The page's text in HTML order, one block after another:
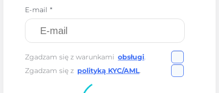
E-mail *
Zgadzam się z warunkami obsługi.
Zgadzam się z polityką KYC/AML.